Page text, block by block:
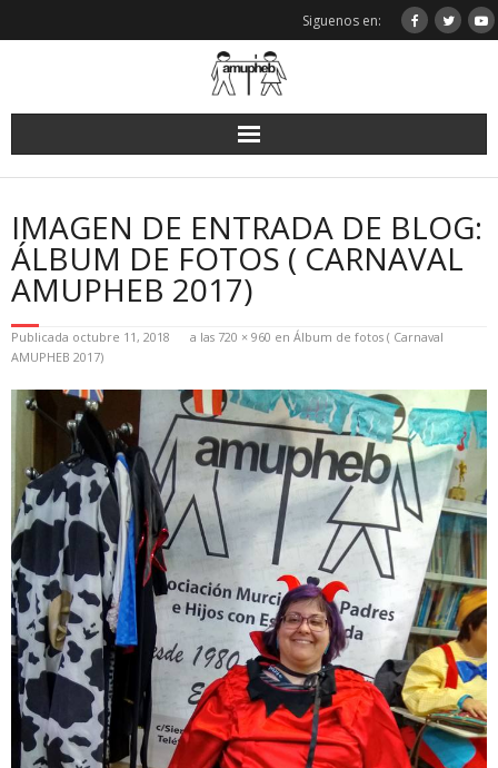
Siguenos en:
IMAGEN DE ENTRADA DE BLOG:
ÁLBUM DE FOTOS ( CARNAVAL
AMUPHEB 2017)
Publicada octubre 11, 2018 a las 720 × 960 en Álbum de fotos ( Carnaval
AMUPHEB 2017)